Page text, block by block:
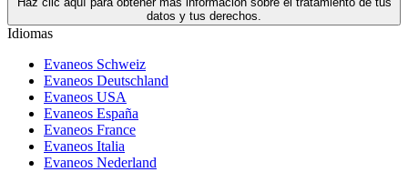
datos y tus derechos.
Idiomas
Evaneos Schweiz
Evaneos Deutschland
Evaneos USA
Evaneos España
Evaneos France
Evaneos Italia
Evaneos Nederland